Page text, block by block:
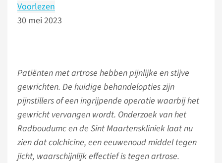
Voorlezen
30 mei 2023
Patiënten met artrose hebben pijnlijke en stijve
gewrichten. De huidige behandelopties zijn
pijnstillers of een ingrijpende operatie waarbij het
gewricht vervangen wordt. Onderzoek van het
Radboudumc en de Sint Maartenskliniek laat nu
zien dat colchicine, een eeuwenoud middel tegen
jicht, waarschijnlijk effectief is tegen artrose.